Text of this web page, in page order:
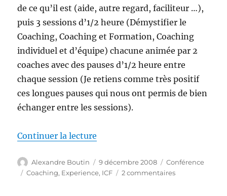
de ce qu’il est (aide, autre regard, faciliteur …),
puis 3 sessions d’1/2 heure (Démystifier le
Coaching, Coaching et Formation, Coaching
individuel et d’équipe) chacune animée par 2
coaches avec des pauses d’1/2 heure entre
chaque session (Je retiens comme très positif
ces longues pauses qui nous ont permis de bien
échanger entre les sessions).
Continuer la lecture
Auteur
Alexandre Boutin
Publié
le
9 décembre 2008 Catégories
Conférence
Étiquettes
Coaching, Experience, ICF 2 commentairessur